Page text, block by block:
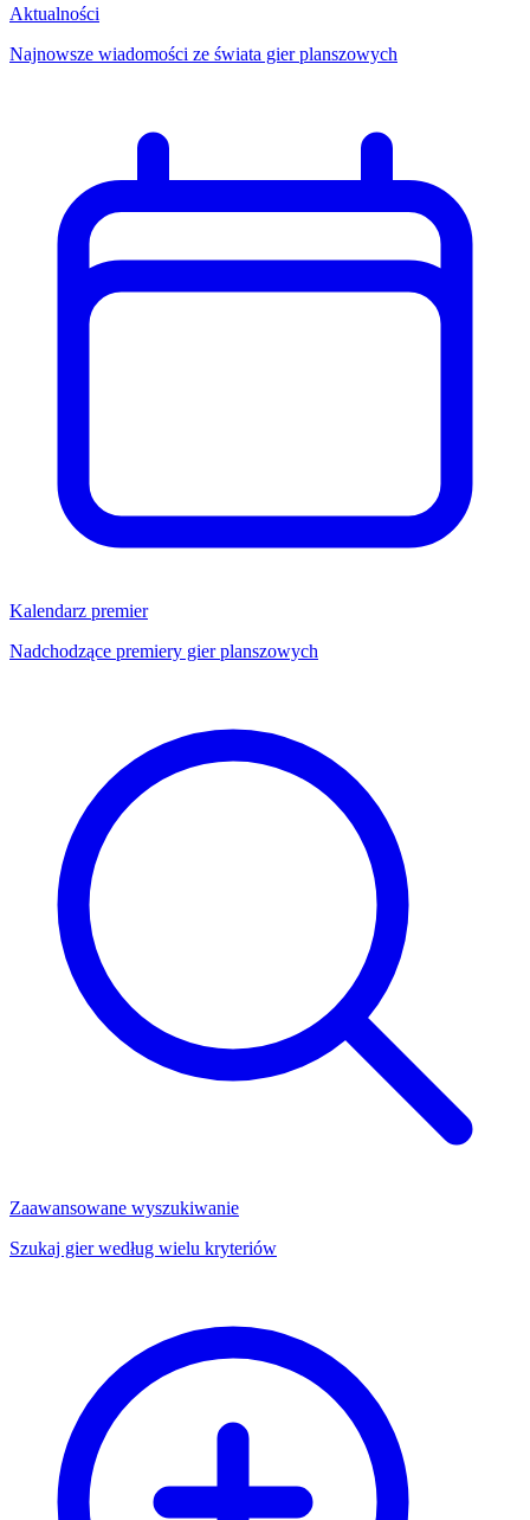
Aktualności
Najnowsze wiadomości ze świata gier planszowych
Kalendarz premier
Nadchodzące premiery gier planszowych
Zaawansowane wyszukiwanie
Szukaj gier według wielu kryteriów